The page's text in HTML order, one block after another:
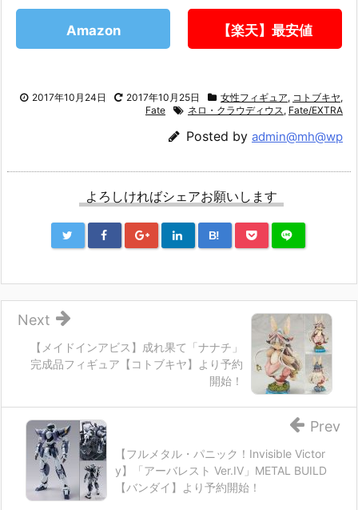
Amazon 【楽天】最安値
2017年10月24日 2017年10月25日 女性フィギュア, コトブキヤ,
Fate
ネロ・クラウディウス , Fate/EXTRA
Posted by admin@mh@wp
よろしければシェアお願いします
B!
【メイドインアビス】成れ果て「ナナチ」
完成品フィギュア【コトブキヤ】より予約
開始！
Next
【フルメタル・パニック！Invisible Victor
y】「アーバレスト Ver.IV」METAL BUILD
【バンダイ】より予約開始！
Prev